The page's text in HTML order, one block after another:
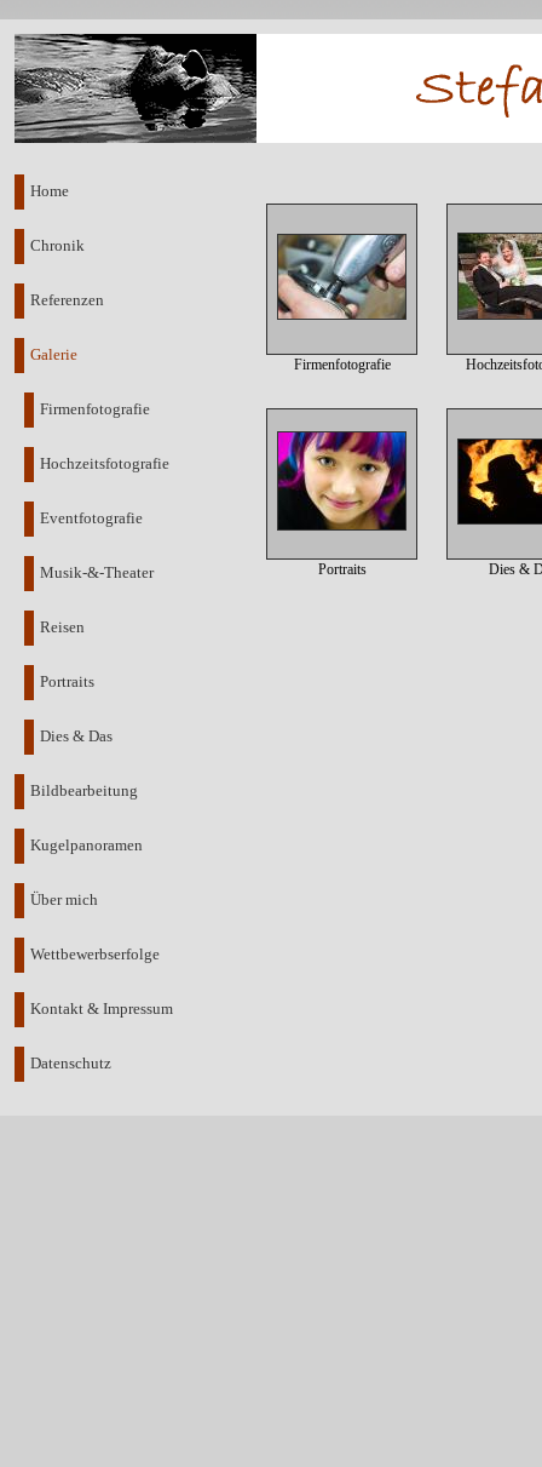
Home
Chronik
Referenzen
Galerie
Firmenfotografie
Hochzeitsfotografie
Eventfotografie
Musik-&-Theater
Reisen
Portraits
Dies & Das
Bildbearbeitung
Kugelpanoramen
Über mich
Wettbewerbserfolge
Kontakt & Impressum
Datenschutz
Firmenfotografie
Portraits Dies &